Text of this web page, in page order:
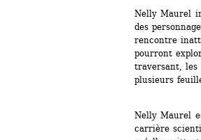
Nelly Maurel
des
rencontre
pourront
traversant,
plusieurs
Nelly Maurel
carrière